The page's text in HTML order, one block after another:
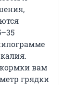
вам
грядки